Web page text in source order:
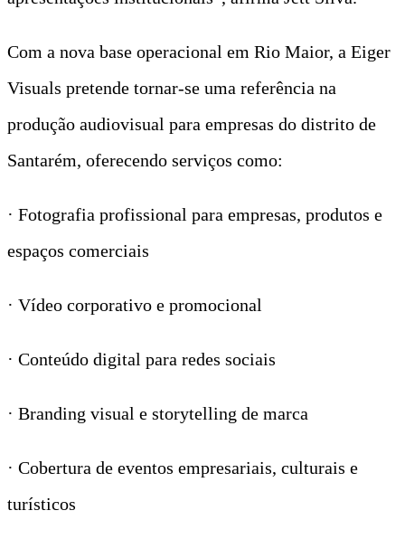
Com a nova base operacional em Rio Maior, a Eiger
Visuals pretende tornar-se uma referência na
produção audiovisual para empresas do distrito de
Santarém, oferecendo serviços como:
· Fotografia profissional para empresas, produtos e
espaços comerciais
· Vídeo corporativo e promocional
· Conteúdo digital para redes sociais
· Branding visual e storytelling de marca
· Cobertura de eventos empresariais, culturais e
turísticos